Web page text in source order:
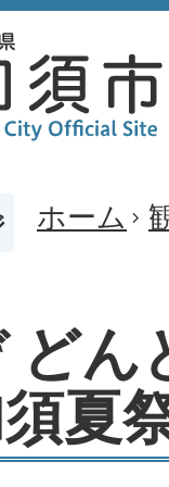
ホーム
どん
須夏